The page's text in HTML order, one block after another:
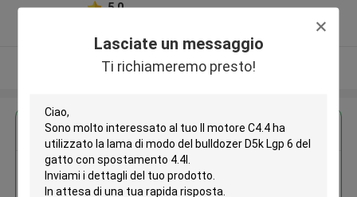
Lasciate un messaggio
Ti richiameremo presto!
5.0
Osservi più
Ottieni il miglior prezzo per
Il motore C4.4 ha utilizzato la
lama di modo del bulldozer D5k